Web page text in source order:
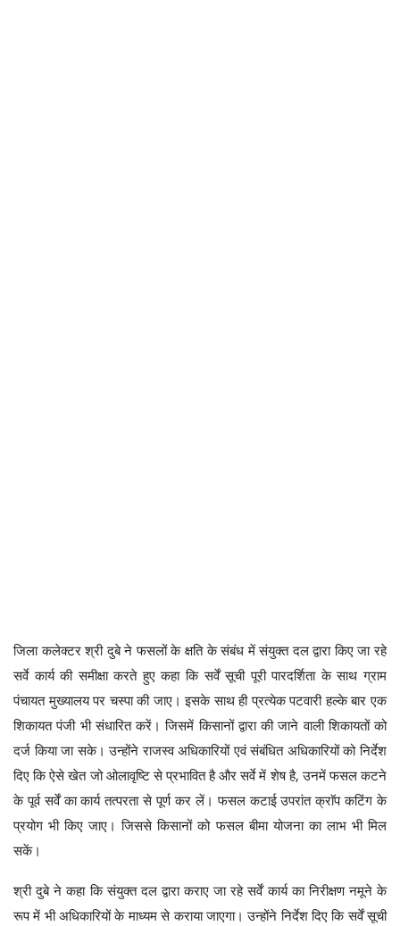
जिला कलेक्टर श्री दुबे ने फसलों के क्षति के संबंध में संयुक्त दल द्वारा किए जा रहे
सर्वे कार्य की समीक्षा करते हुए कहा कि सर्वें सूची पूरी पारदर्शिता के साथ ग्राम
पंचायत मुख्यालय पर चस्पा की जाए। इसके साथ ही प्रत्येक पटवारी हल्के बार एक
शिकायत पंजी भी संधारित करें। जिसमें किसानों द्वारा की जाने वाली शिकायतों को
दर्ज किया जा सके। उन्होंने राजस्व अधिकारियों एवं संबंधित अधिकारियों को निर्देश
दिए कि ऐसे खेत जो ओलावृष्टि से प्रभावित है और सर्वे में शेष है, उनमें फसल कटने
के पूर्व सर्वें का कार्य तत्परता से पूर्ण कर लें। फसल कटाई उपरांत क्राॅप कटिंग के
प्रयोग भी किए जाए। जिससे किसानों को फसल बीमा योजना का लाभ भी मिल
सकें।
श्री दुबे ने कहा कि संयुक्त दल द्वारा कराए जा रहे सर्वें कार्य का निरीक्षण नमूने के
रूप में भी अधिकारियों के माध्यम से कराया जाएगा। उन्होंने निर्देश दिए कि सर्वें सूची